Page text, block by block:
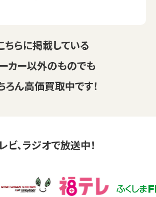
ちらに掲載している
カー以外のものでも
ろん高価買取中です！
ビ、ラジオで放送中！